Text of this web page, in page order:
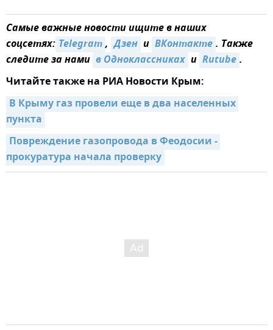
Самые важные новости ищите в наших
соцсетях: Telegram, Дзен и ВКонтакте. Также
следите за нами в Одноклассниках и Rutube.
Читайте также на РИА Новости Крым:
В Крыму газ провели еще в два населенных
пункта
Повреждение газопровода в Феодосии -
прокуратура начала проверку